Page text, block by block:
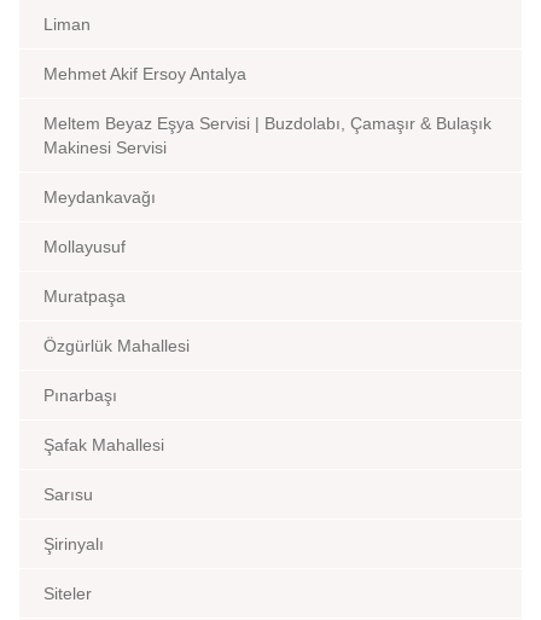
Liman
Mehmet Akif Ersoy Antalya
Meltem Beyaz Eşya Servisi | Buzdolabı, Çamaşır & Bulaşık
Makinesi Servisi
Meydankavağı
Mollayusuf
Muratpaşa
Özgürlük Mahallesi
Pınarbaşı
Şafak Mahallesi
Sarısu
Şirinyalı
Siteler